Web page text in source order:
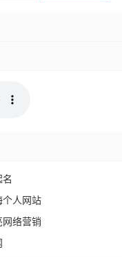
名
个人网站
网络营销